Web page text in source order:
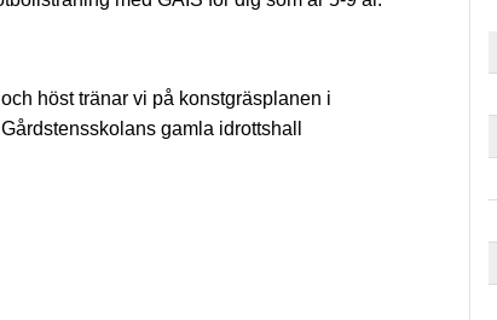
höst tränar vi på konstgräsplanen i
gamla idrottshall